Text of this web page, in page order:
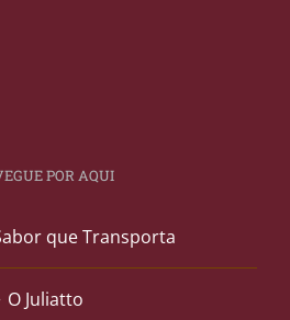
POR AQUI
que Transporta
O Juliatto